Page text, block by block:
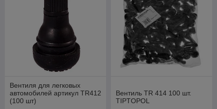
Вентиля для легковых
автомобилей артикул TR412
(100 шт)
Вентиль TR 414 100 шт.
TIPTOPOL